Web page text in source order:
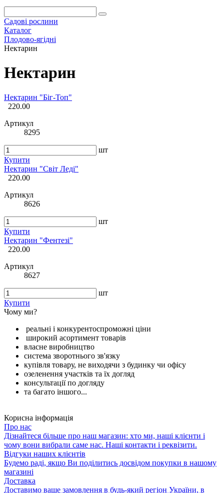
Садові рослини
Каталог
Плодово-ягідні
Нектарин
Нектарин
Нектарин "Біг-Топ"
220.00
Артикул
8295
шт
Купити
Нектарин "Світ Леді"
220.00
Артикул
8626
шт
Купити
Нектарин "Фентезі"
220.00
Артикул
8627
шт
Купити
Чому ми?
реальні і конкурентоспроможні ціни
широкий асортимент товарів
власне виробництво
система зворотнього зв'язку
купівля товару, не виходячи з будинку чи офісу
озеленення участків та їх догляд
консультації по догляду
та багато іншого...
Корисна інформація
Про нас
Дізнайтеся більше про наш магазин: хто ми, наші клієнти і
чому вони вибрали саме нас. Наші контакти і реквізити.
Відгуки наших клієнтів
Будемо раді, якщо Ви поділитись досвідом покупки в нашому
магазині
Доставка
Доставимо ваше замовлення в будь-який регіон України, в